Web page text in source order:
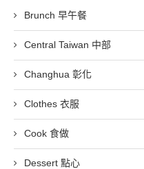
Brunch 早午餐
Central Taiwan 中部
Changhua 彰化
Clothes 衣服
Cook 食做
Dessert 點心